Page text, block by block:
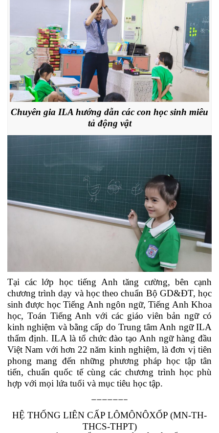
Chuyên gia ILA hướng dẫn các con học sinh miêu
tả động vật
Tại các lớp học tiếng Anh tăng cường, bên cạnh
chương trình dạy và học theo chuẩn Bộ GD&ĐT, học
sinh được học Tiếng Anh ngôn ngữ, Tiếng Anh Khoa
học, Toán Tiếng Anh với các giáo viên bản ngữ có
kinh nghiệm và bằng cấp do Trung tâm Anh ngữ ILA
thẩm định. ILA là tổ chức đào tạo Anh ngữ hàng đầu
Việt Nam với hơn 22 năm kinh nghiệm, là đơn vị tiên
phong mang đến những phương pháp học tập tân
tiến, chuẩn quốc tế cùng các chương trình học phù
hợp với mọi lứa tuổi và mục tiêu học tập.
——————–
HỆ THỐNG LIÊN CẤP LÔMÔNÔXỐP (MN-TH-
THCS-THPT)